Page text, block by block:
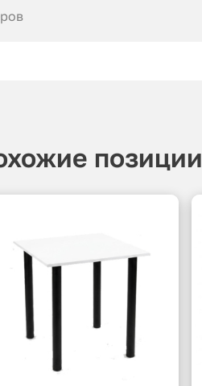
позиции